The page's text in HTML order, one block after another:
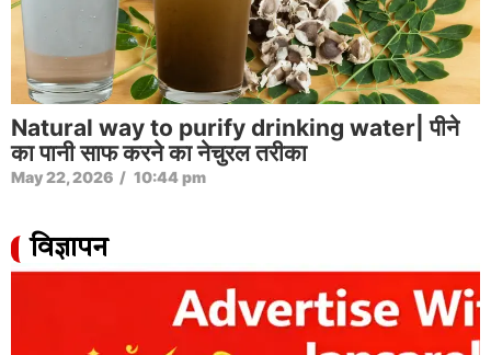
Natural way to purify drinking water| पीने
का पानी साफ करने का नेचुरल तरीका
May 22, 2026 / 10:44 pm
विज्ञापन